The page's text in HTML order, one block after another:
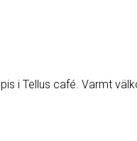
i Tellus café. Varmt